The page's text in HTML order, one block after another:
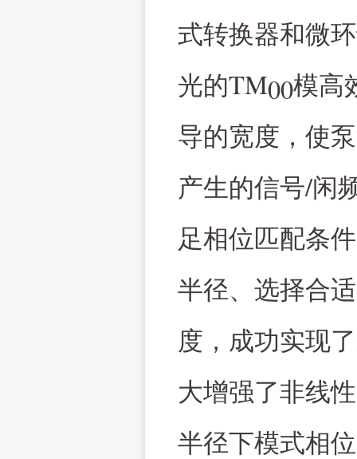
式转换器和微
光的TM00模高
导的宽度，使
产生的信号/闲
足相位匹配条
半径、选择合
度，成功实现
大增强了非线
半径下模式相